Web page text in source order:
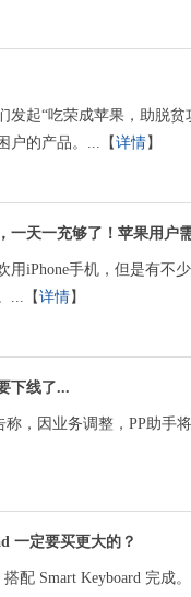
发起“吃荣成苹果，助脱
户的产品。...【详情】
一天一充够了！苹果用户
iPhone手机，但是有不
...【详情】
下线了...
，因业务调整，PP助手
一定要买更大的？
配 Smart Keyboard 完成